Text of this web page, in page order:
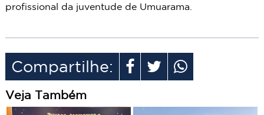
profissional da juventude de Umuarama.
Compartilhe:
Veja Também